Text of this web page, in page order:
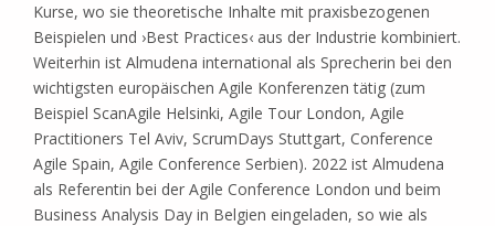
Kurse, wo sie theoretische Inhalte mit praxisbezogenen
Beispielen und ›Best Practices‹ aus der Industrie kombiniert.
Weiterhin ist Almudena international als Sprecherin bei den
wichtigsten europäischen Agile Konferenzen tätig (zum
Beispiel ScanAgile Helsinki, Agile Tour London, Agile
Practitioners Tel Aviv, ScrumDays Stuttgart, Conference
Agile Spain, Agile Conference Serbien). 2022 ist Almudena
als Referentin bei der Agile Conference London und beim
Business Analysis Day in Belgien eingeladen, so wie als